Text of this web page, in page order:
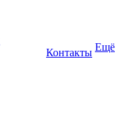
Контакты Ещё